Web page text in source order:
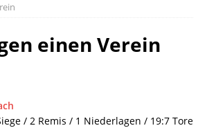
einen Verein
/ 2 Remis / 1 Niederlagen / 19:7 Tore